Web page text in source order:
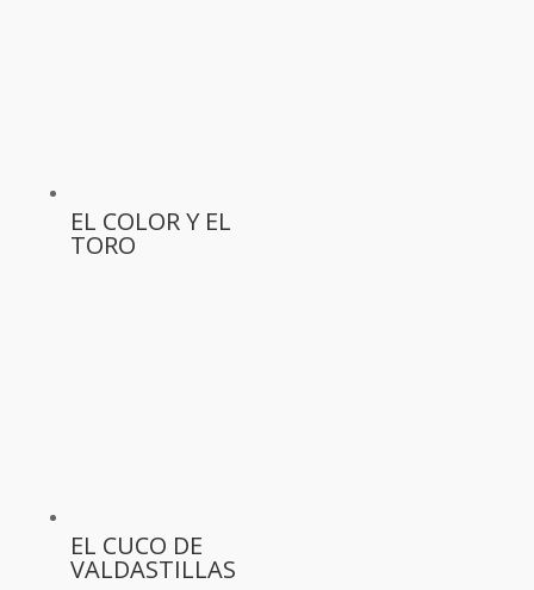
EL COLOR Y EL
TORO
EL CUCO DE
VALDASTILLAS